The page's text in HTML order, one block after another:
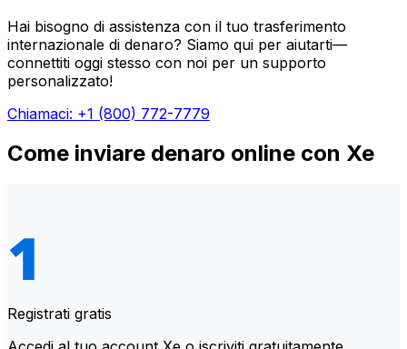
Hai bisogno di assistenza con il tuo trasferimento
internazionale di denaro? Siamo qui per aiutarti—
connettiti oggi stesso con noi per un supporto
personalizzato!
Chiamaci: +1 (800) 772-7779
Come inviare denaro online con Xe
Registrati gratis